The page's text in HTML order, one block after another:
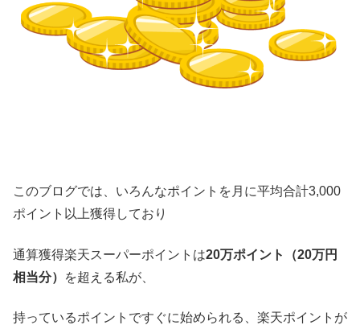
このブログでは、いろんなポイントを月に平均合計3,000
ポイント以上獲得しており
通算獲得楽天スーパーポイントは20万ポイント（20万円
相当分）
を超える私が、
持っているポイントですぐに始められる、楽天ポイントが